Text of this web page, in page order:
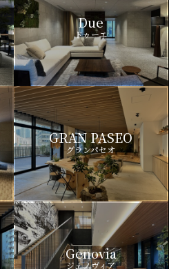
Due
ドゥーエ
GRAN PASEO
グランパセオ
Genovia
ジェノヴィア